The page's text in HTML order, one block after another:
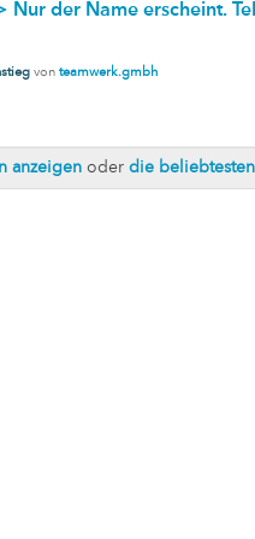
Nur der Name erscheint.
von teamwerk.gmbh
anzeigen oder die beliebtesten